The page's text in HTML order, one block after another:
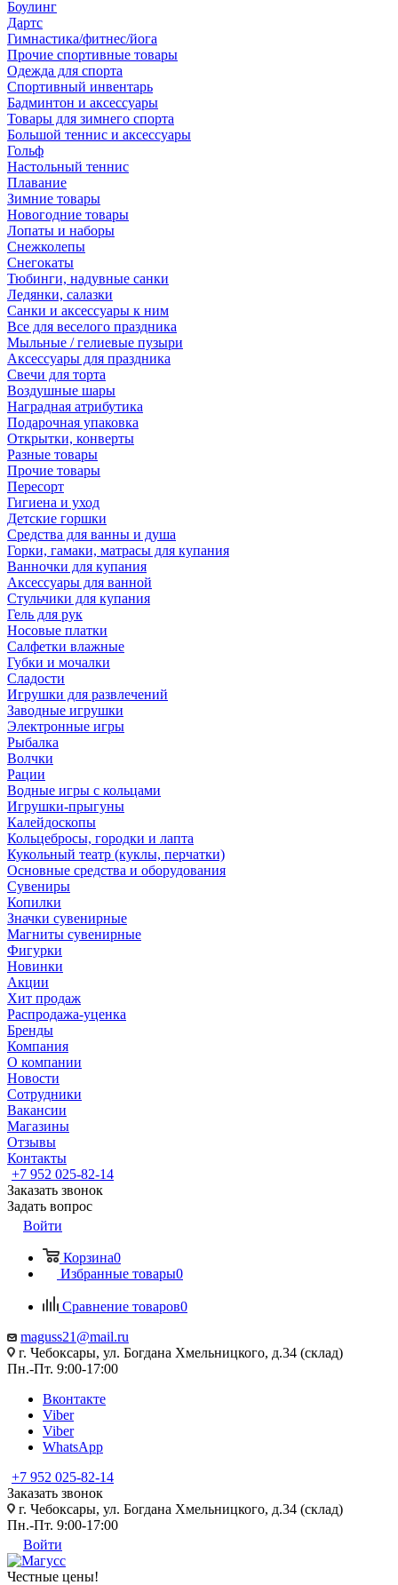
Боулинг
Дартс
Гимнастика/фитнес/йога
Прочие спортивные товары
Одежда для спорта
Спортивный инвентарь
Бадминтон и аксессуары
Товары для зимнего спорта
Большой теннис и аксессуары
Гольф
Настольный теннис
Плавание
Зимние товары
Новогодние товары
Лопаты и наборы
Снежколепы
Снегокаты
Тюбинги, надувные санки
Ледянки, салазки
Санки и аксессуары к ним
Все для веселого праздника
Мыльные / гелиевые пузыри
Аксессуары для праздника
Свечи для торта
Воздушные шары
Наградная атрибутика
Подарочная упаковка
Открытки, конверты
Разные товары
Прочие товары
Пересорт
Гигиена и уход
Детские горшки
Средства для ванны и душа
Горки, гамаки, матрасы для купания
Ванночки для купания
Аксессуары для ванной
Стульчики для купания
Гель для рук
Носовые платки
Салфетки влажные
Губки и мочалки
Сладости
Игрушки для развлечений
Заводные игрушки
Электронные игры
Рыбалка
Волчки
Рации
Водные игры с кольцами
Игрушки-прыгуны
Калейдоскопы
Кольцебросы, городки и лапта
Кукольный театр (куклы, перчатки)
Основные средства и оборудования
Сувениры
Копилки
Значки сувенирные
Магниты сувенирные
Фигурки
Новинки
Акции
Хит продаж
Распродажа-уценка
Бренды
Компания
О компании
Новости
Сотрудники
Вакансии
Магазины
Отзывы
Контакты
+7 952 025-82-14
Заказать звонок
Задать вопрос
Войти
Корзина0
Избранные товары0
Сравнение товаров0
maguss21@mail.ru
г. Чебоксары, ул. Богдана Хмельницкого, д.34 (склад)
Пн.-Пт. 9:00-17:00
Вконтакте
Viber
Viber
WhatsApp
+7 952 025-82-14
Заказать звонок
г. Чебоксары, ул. Богдана Хмельницкого, д.34 (склад)
Пн.-Пт. 9:00-17:00
Войти
Честные цены!